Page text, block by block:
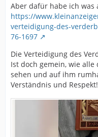
Aber dafür habe ich was
https://
verteidigung-des-
76-1697
Die Verteidigung des
Ist doch gemein, wie
sehen und auf ihm
Verständnis und